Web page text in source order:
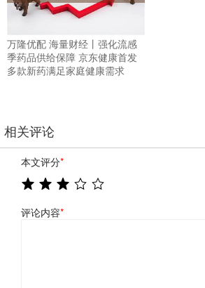
万隆优配 海量财经丨强化流感
季药品供给保障 京东健康首发
多款新药满足家庭健康需求
相关评论
本文评分*
评论内容*